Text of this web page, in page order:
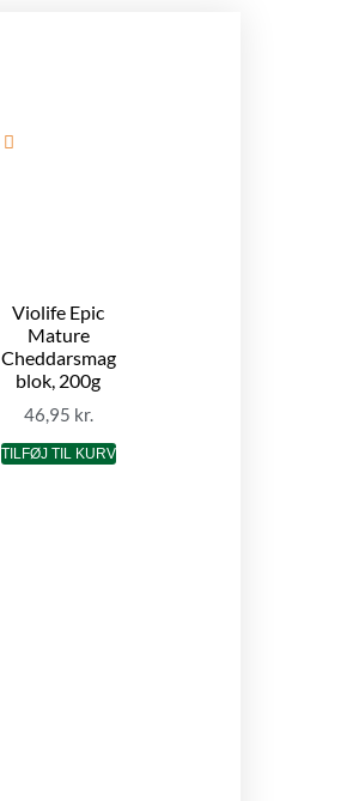
Violife Epic
Mature
Cheddarsmag
blok, 200g
46,95 kr.
TILFØJ TIL KURV